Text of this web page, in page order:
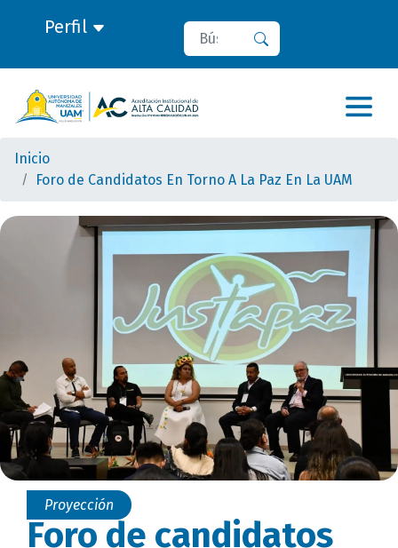
Perfil Buscar
Inicio
Foro de Candidatos En Torno A La Paz En La UAM
Proyección
Foro de candidatos